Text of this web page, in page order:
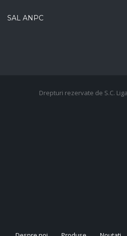
SAL ANPC
Drepturi rezervate de S.C.